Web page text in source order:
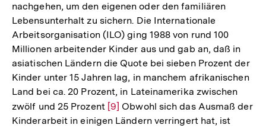
nachgehen, um den eigenen oder den familiären
Lebensunterhalt zu sichern. Die Internationale
Arbeitsorganisation (ILO) ging 1988 von rund 100
Millionen arbeitender Kinder aus und gab an, daß in
asiatischen Ländern die Quote bei sieben Prozent der
Kinder unter 15 Jahren lag, in manchem afrikanischen
Land bei ca. 20 Prozent, in Lateinamerika zwischen
zwölf und 25 Prozent Zur
Auflösung
[9] Obwohl sich das Ausmaß der
Kinderarbeit in einigen Ländern verringert hat, ist